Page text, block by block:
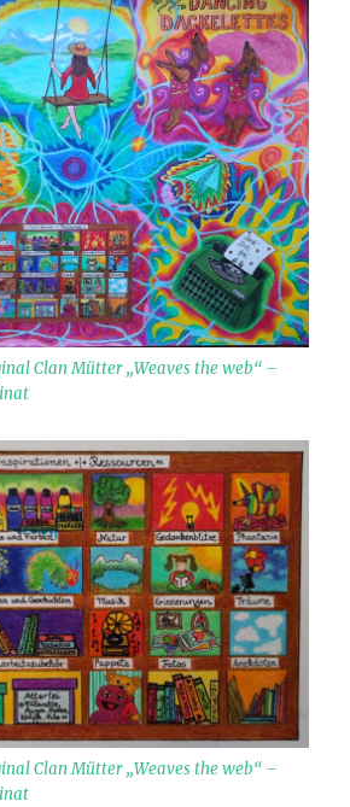
Clan Mütter „Weaves the web“ –
Clan Mütter „Weaves the web“ –